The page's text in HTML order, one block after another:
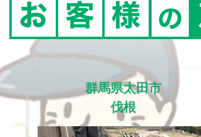
群馬県太田市
伐根